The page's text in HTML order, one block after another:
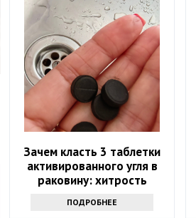
Зачем класть 3 таблетки
активированного угля в
раковину: хитрость
ПОДРОБНЕЕ